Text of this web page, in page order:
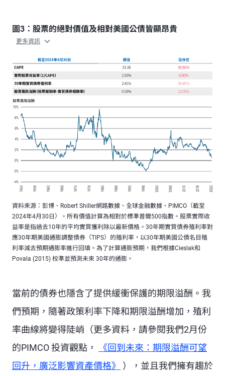
圖3：股票的絕對價值及相對美國公債皆顯昂貴
更多資訊
資料來源：彭博、Robert Shiller網路數據、全球金融數據、PIMCO（截至
2024年4月30日）。所有價值計算為相對於標準普爾500指數。股票實際收
益率是指過去10年的平均實質獲利除以最新價格。30年期實質債券殖利率對
應30年期美國通膨調整債券（TIPS）的殖利率，以30年期美國公債名目殖
利率減去預期通膨率進行回填。為了計算通膨預期，我們根據Cieslak和
Povala (2015) 校準並預測未來 30年的通膨。
當前的債券也隱含了提供緩衝保護的期限溢酬。我
們預期，隨著政策利率下降和期限溢酬增加，殖利
率曲線將變得陡峭（更多資料，請參閱我們2月份
的PIMCO 投資觀點 ，
《回到未來：期限溢酬可望
回升，廣泛影響資產價格》
），並且我們擁有趨於